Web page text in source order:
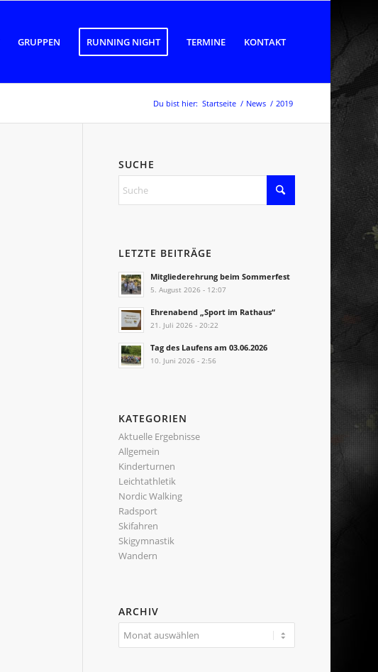
GRUPPEN RUNNING NIGHT TERMINE KONTAKT
Du bist hier: Startseite / News / 2019
SUCHE
LETZTE BEITRÄGE
Mitgliederehrung beim Sommerfest
5. August 2026 - 12:07
Ehrenabend „Sport im Rathaus“
21. Juli 2026 - 20:22
Tag des Laufens am 03.06.2026
10. Juni 2026 - 2:56
KATEGORIEN
Aktuelle Ergebnisse
Allgemein
Kinderturnen
Leichtathletik
Nordic Walking
Radsport
Skifahren
Skigymnastik
Wandern
ARCHIV